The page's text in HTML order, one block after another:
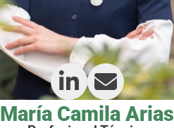
María Camila Arias